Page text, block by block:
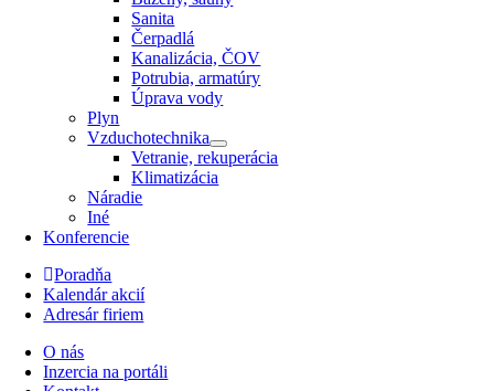
Sanita
Čerpadlá
Kanalizácia, ČOV
Potrubia, armatúry
Úprava vody
Plyn
Vzduchotechnika
Vetranie, rekuperácia
Klimatizácia
Náradie
Iné
Konferencie
Poradňa
Kalendár akcií
Adresár firiem
O nás
Inzercia na portáli